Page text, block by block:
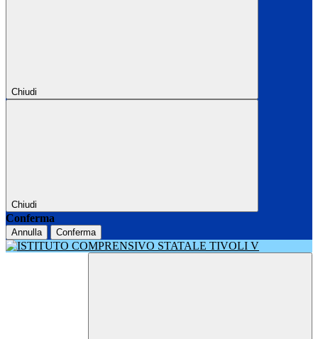
Chiudi
Chiudi
Conferma
Annulla Conferma